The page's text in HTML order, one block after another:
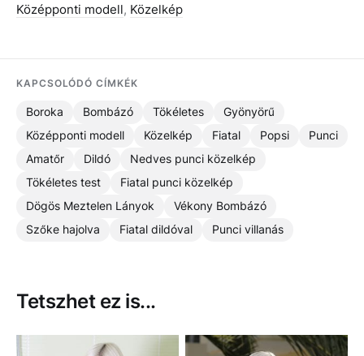
Középponti modell , Közelkép
KAPCSOLÓDÓ CÍMKÉK
Boroka Bombázó Tökéletes
Gyönyörű
Középponti modell
Közelkép Fiatal Popsi
Punci
Amatőr
Dildó
Nedves punci közelkép
Tökéletes test
Fiatal punci közelkép
Dögös Meztelen Lányok
Vékony Bombázó
Szőke hajolva
Fiatal dildóval Punci villanás
Tetszhet ez is...